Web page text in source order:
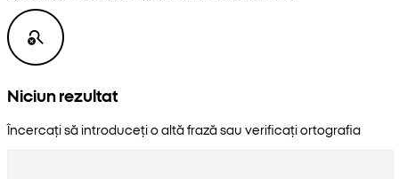
Niciun rezultat
Încercați să introduceți o altă frază sau verificați ortografia